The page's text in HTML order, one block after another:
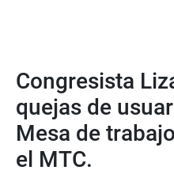
Congresista
quejas de
Mesa de
el MTC.